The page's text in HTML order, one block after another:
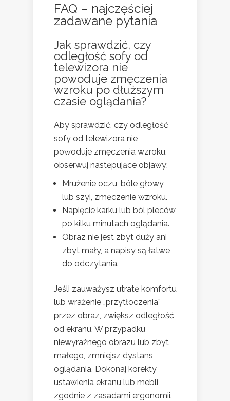
FAQ – najczęściej
zadawane pytania
Jak sprawdzić, czy
odległość sofy od
telewizora nie
powoduje zmęczenia
wzroku po dłuższym
czasie oglądania?
Aby sprawdzić, czy odległość
sofy od telewizora nie
powoduje zmęczenia wzroku,
obserwuj następujące objawy:
Mrużenie oczu, bóle głowy
lub szyi, zmęczenie wzroku.
Napięcie karku lub ból pleców
po kilku minutach oglądania.
Obraz nie jest zbyt duży ani
zbyt mały, a napisy są łatwe
do odczytania.
Jeśli zauważysz utratę komfortu
lub wrażenie „przytłoczenia”
przez obraz, zwiększ odległość
od ekranu. W przypadku
niewyraźnego obrazu lub zbyt
małego, zmniejsz dystans
oglądania. Dokonaj korekty
ustawienia ekranu lub mebli
zgodnie z zasadami ergonomii.